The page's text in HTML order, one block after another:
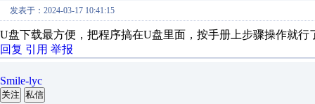
发表于：2024-03-17 10:41:15
U盘下载最方便，把程序搞在U盘里面，按手册上步骤操作就行
回复 引用 举报
Smile-lyc
关注 私信